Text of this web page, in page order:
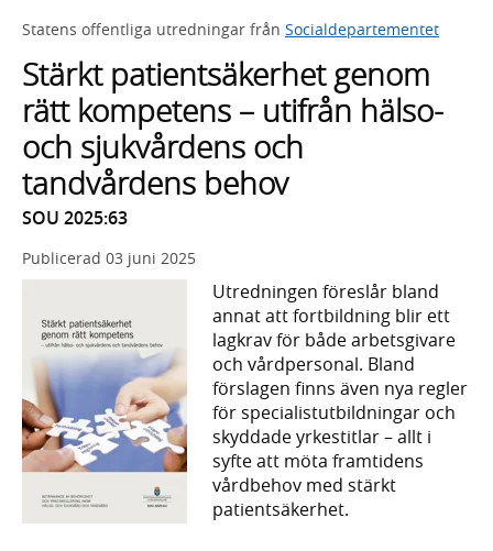
Statens offentliga utredningar från Socialdepartementet
Stärkt patientsäkerhet genom
rätt kompetens – utifrån hälso-
och sjukvårdens och
tandvårdens behov
SOU 2025:63
Publicerad 03 juni 2025
Utredningen föreslår bland
annat att fortbildning blir ett
lagkrav för både arbetsgivare
och vårdpersonal. Bland
förslagen finns även nya regler
för specialistutbildningar och
skyddade yrkestitlar – allt i
syfte att möta framtidens
vårdbehov med stärkt
patientsäkerhet.